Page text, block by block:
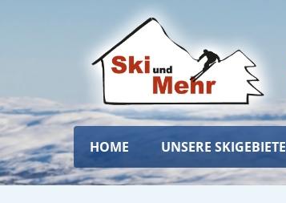
Hauptnavigation
HOME UNSERE SKIGEBIETE